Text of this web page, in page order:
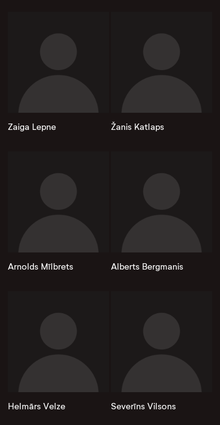
Zaiga Lepne Žanis Katlaps
Arnolds Mīlbrets Alberts Bergmanis
Helmārs Velze Severīns Vilsons